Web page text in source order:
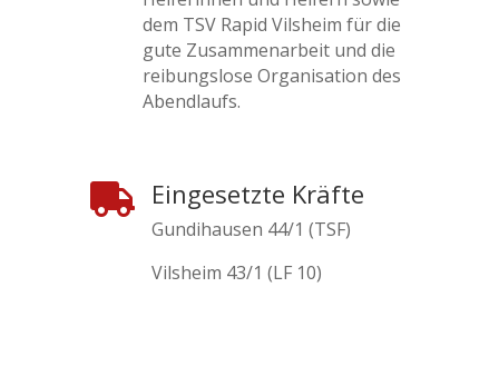
dem TSV Rapid Vilsheim für die
gute Zusammenarbeit und die
reibungslose Organisation des
Abendlaufs.
 Eingesetzte Kräfte
Gundihausen 44/1 (TSF)
Vilsheim 43/1 (LF 10)